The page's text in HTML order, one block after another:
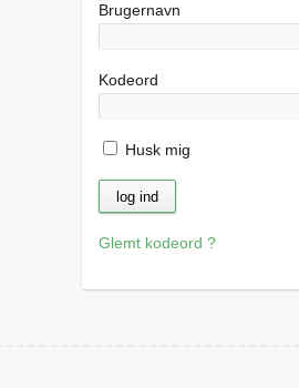
Brugernavn
Kodeord
Husk mig
Glemt kodeord ?